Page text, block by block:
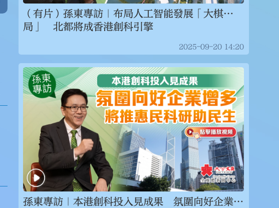
（有片）孫東專訪｜布局人工智能發展「大棋
局」 北都將成香港創科引擎
2025-09-20 14:20
孫東專訪｜本港創科投入見成果 氛圍向好企業增